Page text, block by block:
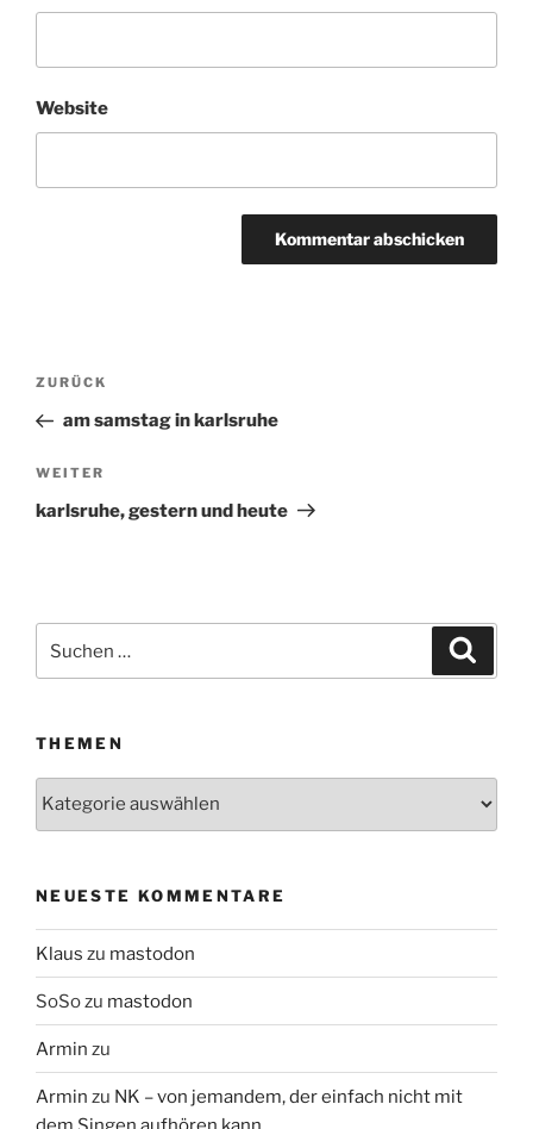
Website
Beitragsnavigation
Vorheriger
Beitrag
ZURÜCK
am samstag in karlsruhe
Nächster
Beitrag
WEITER
karlsruhe, gestern und heute
nach:
THEMEN
NEUESTE KOMMENTARE
Klaus zu mastodon
SoSozu mastodon
Armin zu
Armin zu NK – von jemandem, der einfach nicht mit